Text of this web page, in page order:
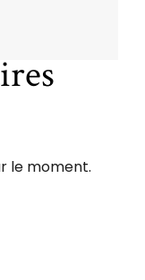
le moment.